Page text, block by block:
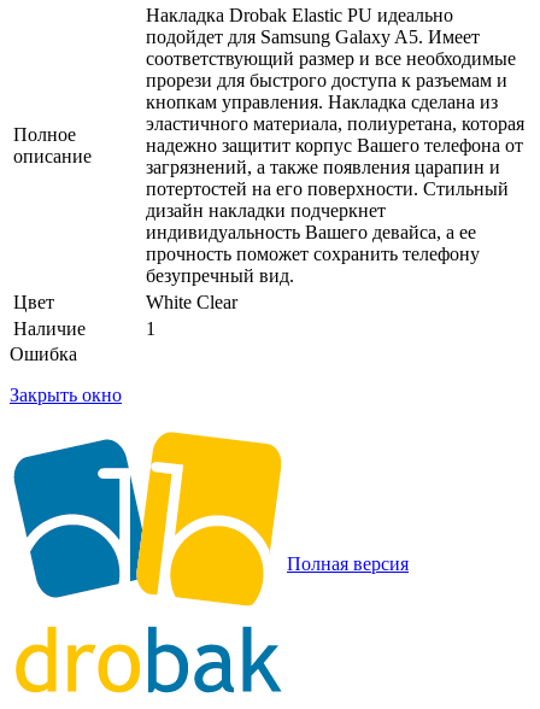
Полное
описание
Накладка Drobak Elastic PU идеально
подойдет для Samsung Galaxy A5. Имеет
соответствующий размер и все необходимые
прорези для быстрого доступа к разъемам и
кнопкам управления. Накладка сделана из
эластичного материала, полиуретана, которая
надежно защитит корпус Вашего телефона от
загрязнений, а также появления царапин и
потертостей на его поверхности. Стильный
дизайн накладки подчеркнет
индивидуальность Вашего девайса, а ее
прочность поможет сохранить телефону
безупречный вид.
Цвет
White Clear
Наличие
1
Ошибка
Закрыть окно
Полная версия